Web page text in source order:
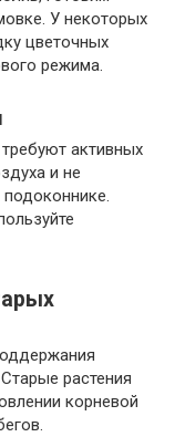
У некоторых
цветочных
режима.
активных
и не
растения
корневой